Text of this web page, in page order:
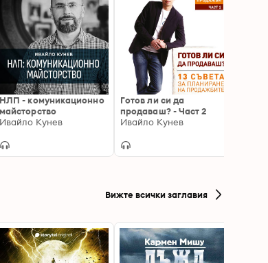
НЛП - комуникационно
майсторство
Ивайло Кунев
Готов ли си да
продаваш? - Част 2
Ивайло Кунев
Вижте всички заглавия